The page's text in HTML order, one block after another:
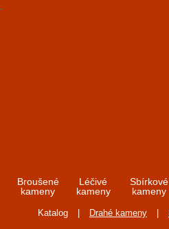
Broušené
kameny
Léčivé
kameny
Sbírkové
kameny
Katalog Drahé kameny